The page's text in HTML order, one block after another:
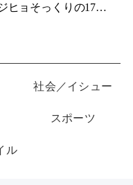
ヒョそっくりの17歳
社会／イシュー
スポーツ
ル